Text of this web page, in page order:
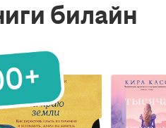
билайн